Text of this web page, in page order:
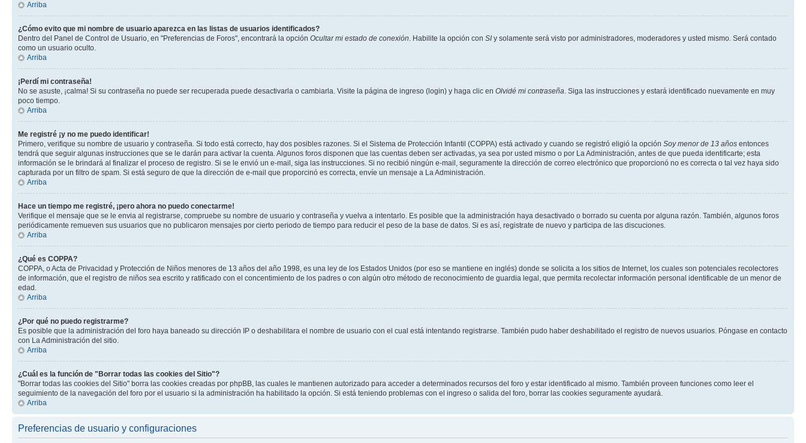
Arriba
¿Cómo evito que mi nombre de usuario aparezca en las listas de usuarios identificados?
Dentro del Panel de Control de Usuario, en "Preferencias de Foros", encontrará la opción Ocultar mi estado de conexión. Habilite la opción con SI y solamente será visto por administradores, moderadores y usted mismo. Será contado
como un usuario oculto.
Arriba
¡Perdí mi contraseña!
No se asuste, ¡calma! Si su contraseña no puede ser recuperada puede desactivarla o cambiarla. Visite la página de ingreso (login) y haga clic en Olvidé mi contraseña. Siga las instrucciones y estará identificado nuevamente en muy
poco tiempo.
Arriba
Me registré ¡y no me puedo identificar!
Primero, verifique su nombre de usuario y contraseña. Si todo está correcto, hay dos posibles razones. Si el Sistema de Protección Infantil (COPPA) está activado y cuando se registró eligió la opción Soy menor de 13 años entonces
tendrá que seguir algunas instrucciones que se le darán para activar la cuenta. Algunos foros disponen que las cuentas deben ser activadas, ya sea por usted mismo o por La Administración, antes de que pueda identificarte; esta
información se le brindará al finalizar el proceso de registro. Si se le envió un e-mail, siga las instrucciones. Si no recibió ningún e-mail, seguramente la dirección de correo electrónico que proporcionó no es correcta o tal vez haya sido
capturada por un filtro de spam. Si está seguro de que la dirección de e-mail que proporcinó es correcta, envíe un mensaje a La Administración.
Arriba
Hace un tiempo me registré, ¡pero ahora no puedo conectarme!
Verifique el mensaje que se le envia al registrarse, compruebe su nombre de usuario y contraseña y vuelva a intentarlo. Es posible que la administración haya desactivado o borrado su cuenta por alguna razón. También, algunos foros
periódicamente remueven sus usuarios que no publicaron mensajes por cierto periodo de tiempo para reducir el peso de la base de datos. Si es así, registrate de nuevo y participa de las discuciones.
Arriba
¿Qué es COPPA?
COPPA, o Acta de Privacidad y Protección de Niños menores de 13 años del año 1998, es una ley de los Estados Unidos (por eso se mantiene en inglés) donde se solicita a los sitios de Internet, los cuales son potenciales recolectores
de información, que el registro de niños sea escrito y ratificado con el concentimiento de los padres o con algún otro método de reconocimiento de guardia legal, que permita recolectar información personal identificable de un menor de
edad.
Arriba
¿Por qué no puedo registrarme?
Es posible que la administración del foro haya baneado su dirección IP o deshabilitara el nombre de usuario con el cual está intentando registrarse. También pudo haber deshabilitado el registro de nuevos usuarios. Póngase en contacto
con La Administración del sitio.
Arriba
¿Cuál es la función de "Borrar todas las cookies del Sitio"?
"Borrar todas las cookies del Sitio" borra las cookies creadas por phpBB, las cuales le mantienen autorizado para acceder a determinados recursos del foro y estar identificado al mismo. También proveen funciones como leer el
seguimiento de la navegación del foro por el usuario si la administración ha habilitado la opción. Si está teniendo problemas con el ingreso o salida del foro, borrar las cookies seguramente ayudará.
Arriba
Preferencias de usuario y configuraciones